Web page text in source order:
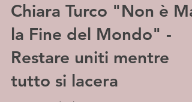
Chiara Turco "Non è Mai
la Fine del Mondo" -
Restare uniti mentre
tutto si lacera